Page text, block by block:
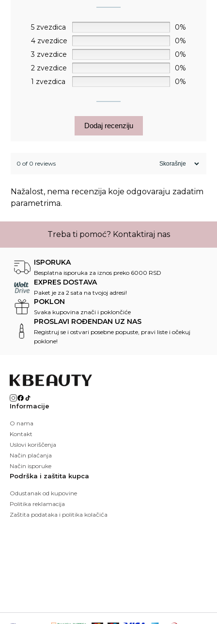
5 zvezdica
0%
4 zvezdice
0%
3 zvezdice
0%
2 zvezdice
0%
1 zvezdica
0%
Dodaj recenziju
0 of 0 reviews
Nažalost, nema recenzija koje odgovaraju zadatim
parametrima.
Treba ti pomoć? Kontaktiraj nas
ISPORUKA
Besplatna isporuka za iznos preko 6000 RSD
EXPRES DOSTAVA
Paket je za 2 sata na tvojoj adresi!
POKLON
Svaka kupovina znači i poklončiće
PROSLAVI ROĐENDAN UZ NAS
Registruj se i ostvari posebne popuste, pravi liste i očekuj
poklone!
Informacije
O nama
Kontakt
Uslovi koriščenja
Način plaćanja
Način isporuke
Podrška i zaštita kupca
Odustanak od kupovine
Politika reklamacija
Zaštita podataka i politika kolačića